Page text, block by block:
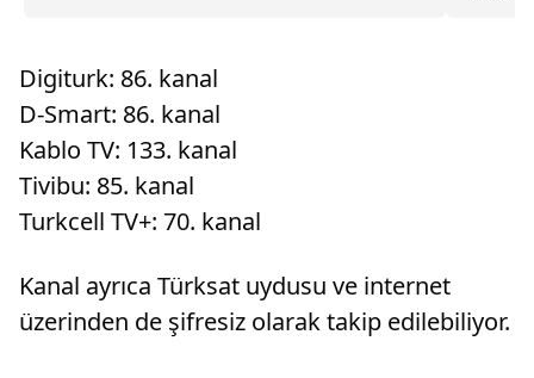
Digiturk: 86. kanal
D-Smart: 86. kanal
Kablo TV: 133. kanal
Tivibu: 85. kanal
Turkcell TV+: 70. kanal
Kanal ayrıca Türksat uydusu ve internet
üzerinden de şifresiz olarak takip edilebiliyor.